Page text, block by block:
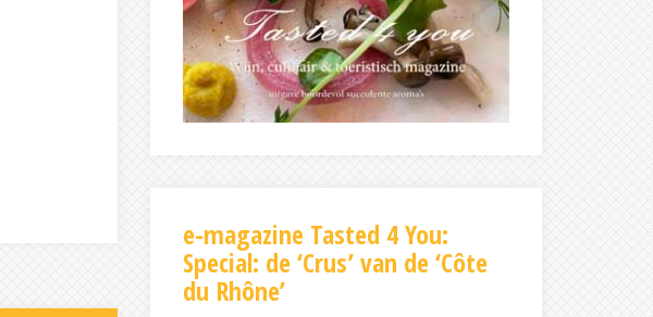
e-magazine Tasted 4 You:
Special: de ‘Crus’ van de ‘Côte
du Rhône’